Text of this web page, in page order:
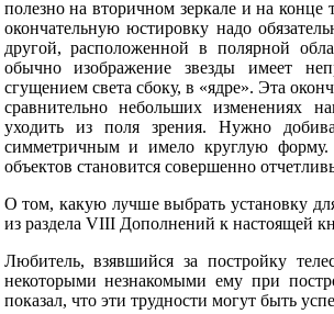
полезно на вторичном зеркале и на
окончательную юстировку надо
другой, расположенной в полярной
обычно изображение звезды имеет
сгущением света сбоку, в «ядре». Эта
сравнительно небольших изменениях
уходить из поля зрения. Нужно
симметричным и имело круглую
объектов становится совершенно
О том, какую лучше выбрать установку
из раздела VIII Дополнений к настоящей
Любитель, взявшийся за постройку
некоторыми незнакомыми ему при
показал, что эти трудности могут быть